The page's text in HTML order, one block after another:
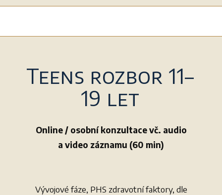
Teens rozbor 11–
19 let
Online / osobní konzultace vč. audio
a video záznamu (60 min)
Vývojové fáze, PHS zdravotní faktory, dle